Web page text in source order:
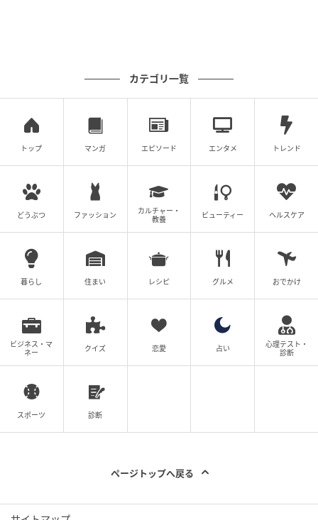
カテゴリ一覧
トップ マンガ エピソード エンタメ トレンド
どうぶつ ファッション
カルチャー・
教養
ビューティー ヘルスケア
暮らし 住まい レシピ グルメ おでかけ
ビジネス・マ
ネー
クイズ 恋愛 占い
心理テスト・
診断
スポーツ 診断
ページトップへ戻る